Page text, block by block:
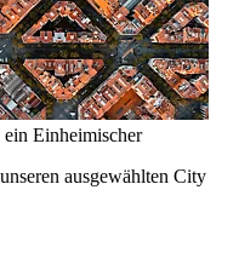
Einheimischer
ausgewählten City